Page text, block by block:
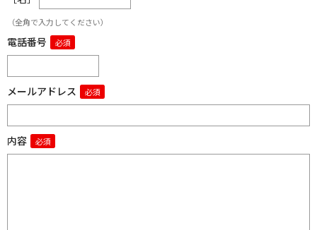
（全角で入力してください）
電話番号
メールアドレス
内容